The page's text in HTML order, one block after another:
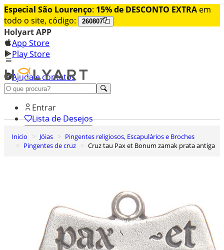
Especial São Lourenço: 15% de DESCONTO EXTRA em
todo o site, código:
260807
Holyart APP
App Store
Play Store
Ajuda e contatos
Conheça premium
Entrar
Lista de Desejos
0
Carrinho de Compras
Inicio Jóias
Pingentes religiosos, Escapulários e Broches
Pingentes de cruz
Cruz tau Pax et Bonum zamak prata antiga